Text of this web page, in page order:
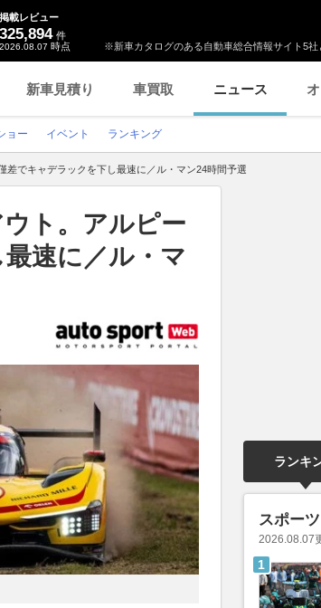
※新車カタログのある自動車総合情報サイト5社
掲載レビュー
325,894 件
2026.08.07 時点
新車見積り 車買取 ニュース
ョー イベント ランキング
でキャデラックを下し最速に／ル・マン24時間予選
ト。アルピー
速に／ル・マ
ランキ
スポー
2026.08.07